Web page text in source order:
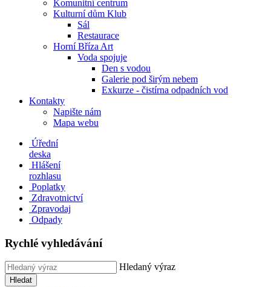
Komunitní centrum
Kulturní dům Klub
Sál
Restaurace
Horní Bříza Art
Voda spojuje
Den s vodou
Galerie pod širým nebem
Exkurze - čistírna odpadních vod
Kontakty
Napište nám
Mapa webu
Úřední
deska
Hlášení
rozhlasu
Poplatky
Zdravotnictví
Zpravodaj
Odpady
Rychlé vyhledávání
Hledaný výraz
Hledat